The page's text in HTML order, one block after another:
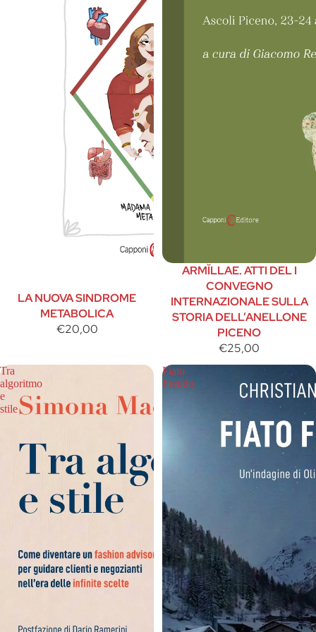
LA NUOVA SINDROME
METABOLICA
€20,00
ARMĬLLAE. ATTI DEL I
CONVEGNO
INTERNAZIONALE SULLA
STORIA DELL’ANELLONE
PICENO
€25,00
Tra
algoritmo
e
stile
Fiato
Freddo